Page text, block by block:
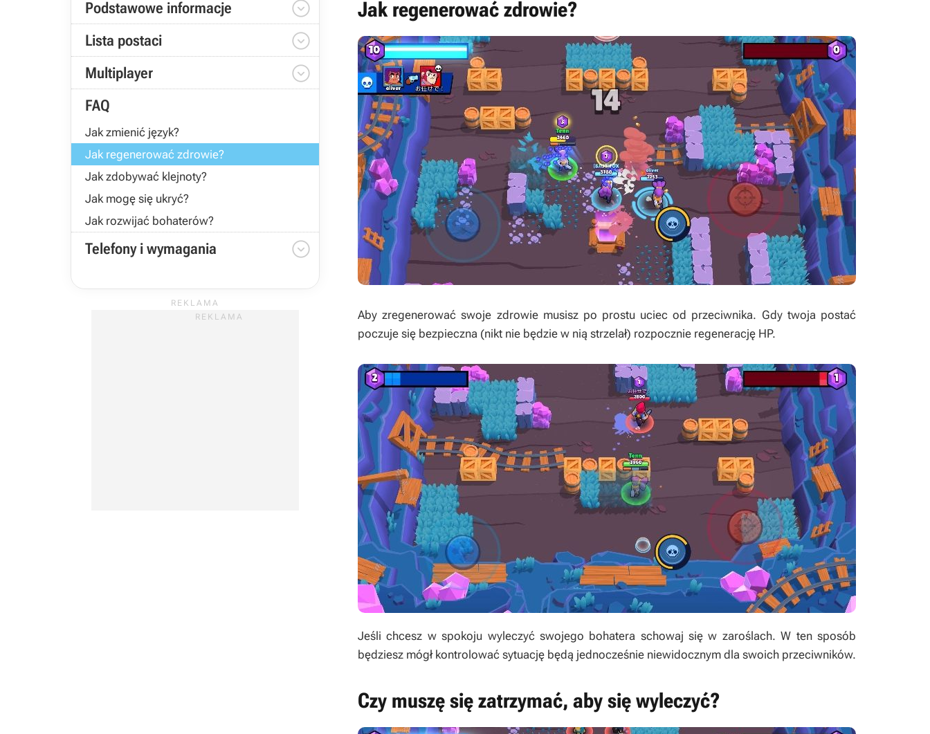
Podstawowe informacje 
Lista postaci 
Multiplayer 
FAQ
Jak zmienić język?
Jak regenerować zdrowie?
Jak zdobywać klejnoty?
Jak mogę się ukryć?
Jak rozwijać bohaterów?
Telefony i wymagania 
Jak regenerować zdrowie?
Aby zregenerować swoje zdrowie musisz po prostu uciec od przeciwnika. Gdy twoja postać
poczuje się bezpieczna (nikt nie będzie w nią strzelał) rozpocznie regenerację HP.
Jeśli chcesz w spokoju wyleczyć swojego bohatera schowaj się w zaroślach. W ten sposób
będziesz mógł kontrolować sytuację będą jednocześnie niewidocznym dla swoich przeciwników.
Czy muszę się zatrzymać, aby się wyleczyć?